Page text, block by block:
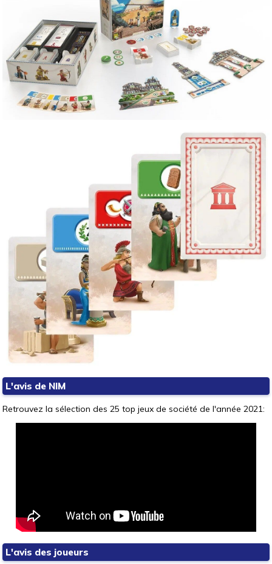
L'avis de NIM
Retrouvez la sélection des 25 top jeux de société de l'année 2021:
L'avis des joueurs